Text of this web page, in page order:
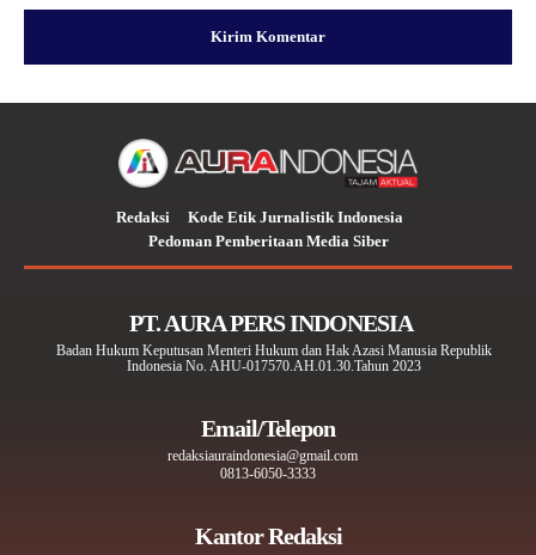
Redaksi
Kode Etik Jurnalistik Indonesia
Pedoman Pemberitaan Media Siber
PT. AURA PERS INDONESIA
Badan Hukum Keputusan Menteri Hukum dan Hak Azasi Manusia Republik
Indonesia No. AHU-017570.AH.01.30.Tahun 2023
Email/Telepon
redaksiauraindonesia@gmail.com
0813-6050-3333
Kantor Redaksi